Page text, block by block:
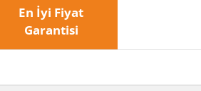
En İyi Fiyat
Garantisi